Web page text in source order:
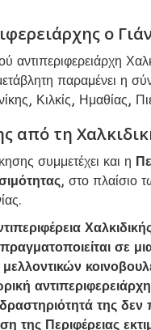
ο
αντιπεριφερειάρχη
παραμένει η
Κιλκίς, Ημαθίας,
από τη
συμμετέχει και η
, στο πλαίσιο
σε
της
της Περιφέρειας